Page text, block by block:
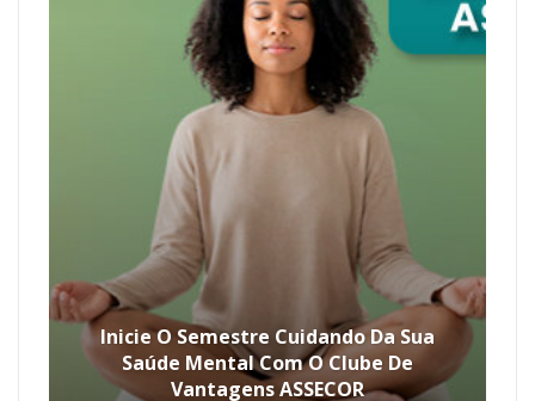
Inicie O Semestre Cuidando Da Sua
Saúde Mental Com O Clube De
Vantagens ASSECOR